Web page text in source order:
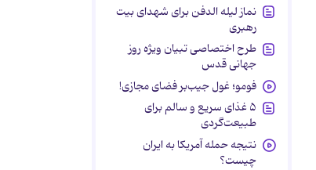
نماز لیله الدفن برای شهدای بیت
رهبری
طرح اختصاصی تبیان ویژه روز
جهانی قدس
فومو؛ غول جیب‌بر فضای مجازی!
۵ غذای سریع و سالم برای
طبیعت‌گردی
نتیجه حمله آمریکا به ایران
چیست؟